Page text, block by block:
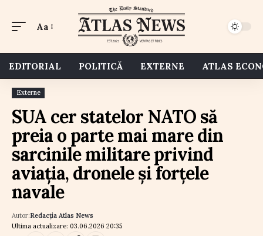
Aa
EDITORIAL POLITICĂ EXTERNE ATLAS
Externe
SUA cer statelor NATO să
preia o parte mai mare din
sarcinile militare privind
aviația, dronele și forțele
navale
Ultima actualizare: 03.06.2026 20:35
Autor:Redacția Atlas News